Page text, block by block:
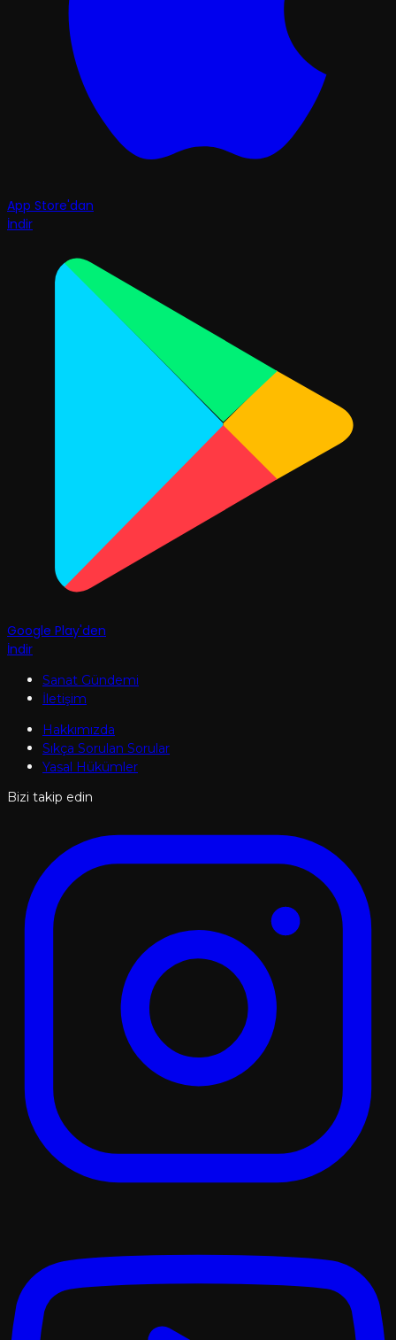
App Store'dan
İndir
Google Play'den
İndir
Sanat Gündemi
İletişim
Hakkımızda
Sıkça Sorulan Sorular
Yasal Hükümler
Bizi takip edin